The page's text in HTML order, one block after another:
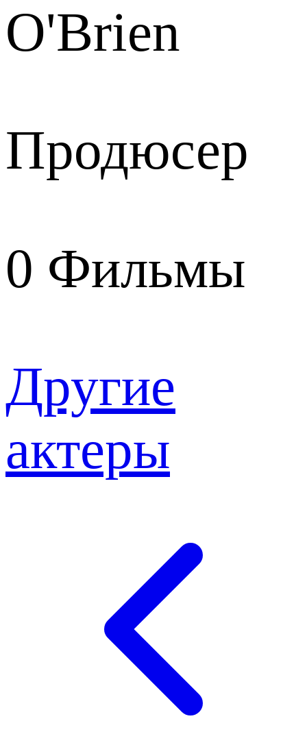
O'Brien
Продюсер
0 Фильмы
Другие
актеры